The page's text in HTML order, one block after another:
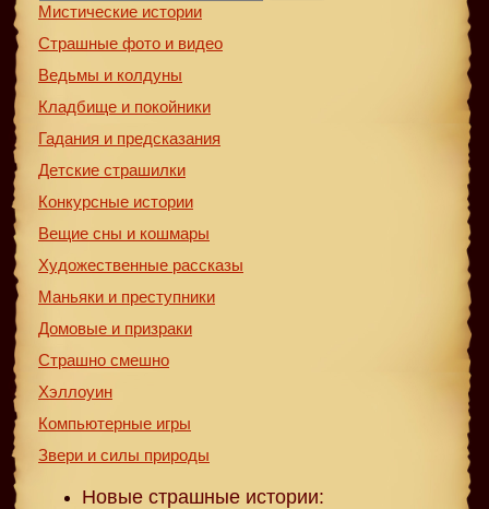
Мистические истории
Страшные фото и видео
Ведьмы и колдуны
Кладбище и покойники
Гадания и предсказания
Детские страшилки
Конкурсные истории
Вещие сны и кошмары
Художественные рассказы
Маньяки и преступники
Домовые и призраки
Страшно смешно
Хэллоуин
Компьютерные игры
Звери и силы природы
Новые страшные истории: